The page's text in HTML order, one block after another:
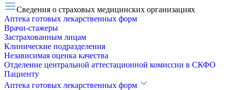
Сведения о страховых медицинских организациях
Аптека готовых лекарственных форм
Врачи-стажеры
Застрахованным лицам
Клинические подразделения
Независимая оценка качества
Отделение центральной аттестационной комиссии в СКФО
Пациенту
Аптека готовых лекарственных форм